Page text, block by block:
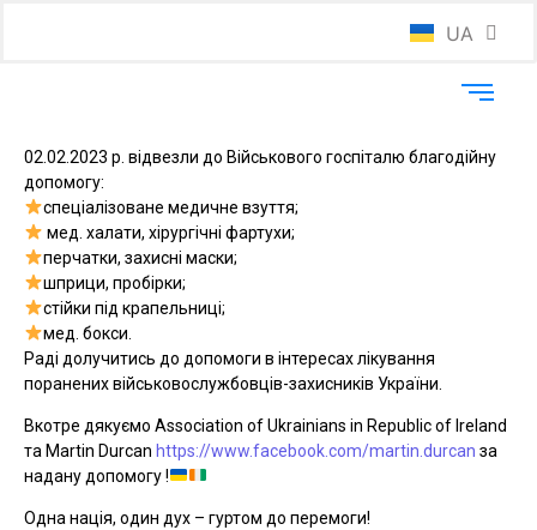
UA
EN
02.02.2023 р. відвезли до Військового госпіталю благодійну
допомогу:
спеціалізоване медичне взуття;
мед. халати, хірургічні фартухи;
перчатки, захисні маски;
шприци, пробірки;
стійки під крапельниці;
мед. бокси.
Раді долучитись до допомоги в інтересах лікування
поранених військовослужбовців-захисників України.
Вкотре дякуємо Association of Ukrainians in Republic of Ireland
та Martin Durcan https://www.facebook.com/martin.durcan за
надану допомогу !
Одна нація, один дух – гуртом до перемоги!